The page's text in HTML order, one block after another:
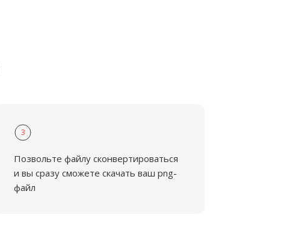
3
Позвольте файлу сконвертироваться
и вы сразу сможете скачать ваш png-
файл